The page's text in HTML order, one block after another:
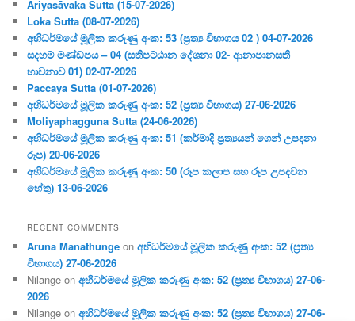
Ariyasāvaka Sutta (15-07-2026)
Loka Sutta (08-07-2026)
අභිධර්මයේ මූලික කරුණු අංක: 53 (ප්‍ර‍ත්‍ය විභාගය 02 ) 04-07-2026
සදහම් මණ්ඩපය – 04 (සතිපට්ඨාන දේශනා 02- ආනාපානසති
භාවනාව 01) 02-07-2026
Paccaya Sutta (01-07-2026)
අභිධර්මයේ මූලික කරුණු අංක: 52 (ප්‍ර‍ත්‍ය විභාගය) 27-06-2026
Moliyaphagguna Sutta (24-06-2026)
අභිධර්මයේ මූලික කරුණු අංක: 51 (කර්මාදි ප්‍ර‍ත්‍යයන් ගෙන් උපදනා
රූප) 20-06-2026
අභිධර්මයේ මූලික කරුණු අංක: 50 (රූප කලාප සහ රූප උපදවන
හේතු) 13-06-2026
RECENT COMMENTS
Aruna Manathunge onඅභිධර්මයේ මූලික කරුණු අංක: 52 (ප්‍ර‍ත්‍ය
විභාගය) 27-06-2026
Nilange onඅභිධර්මයේ මූලික කරුණු අංක: 52 (ප්‍ර‍ත්‍ය විභාගය) 27-06-
2026
Nilange onඅභිධර්මයේ මූලික කරුණු අංක: 52 (ප්‍ර‍ත්‍ය විභාගය) 27-06-